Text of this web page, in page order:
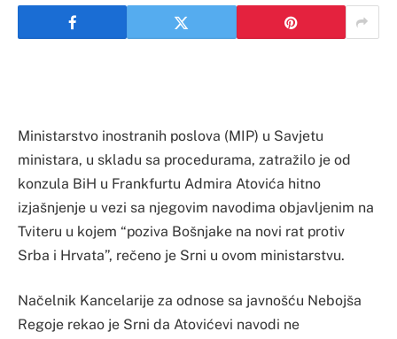
Ministarstvo inostranih poslova (MIP) u Savjetu
ministara, u skladu sa procedurama, zatražilo je od
konzula BiH u Frankfurtu Admira Atovića hitno
izjašnjenje u vezi sa njegovim navodima objavljenim na
Tviteru u kojem “poziva Bošnjake na novi rat protiv
Srba i Hrvata”, rečeno je Srni u ovom ministarstvu.
Načelnik Kancelarije za odnose sa javnošću Nebojša
Regoje rekao je Srni da Atovićevi navodi ne